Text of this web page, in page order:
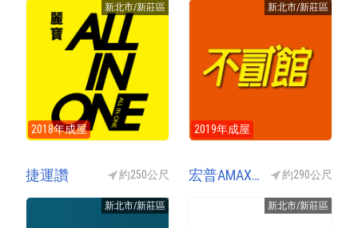
新北市/新莊區
2018年成屋
新北市/新莊區
2019年成屋
捷運讚 約250公尺
新北市/新莊區
宏普AMAX SOHO(宏普AMAX-SOHO) 約290公尺
新北市/新莊區